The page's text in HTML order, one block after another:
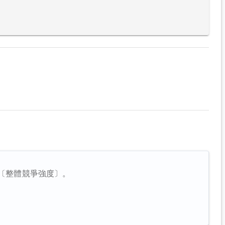
體競爭強度〕。